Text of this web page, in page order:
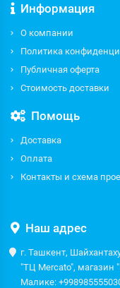
Информация
О компании
Политика
Публичная оферта
Стоимость доставки
Помощь
Доставка
Оплата
Контакты и схема
Наш адрес
г. Ташкент,
"ТЦ Mercato", магазин
Малике: